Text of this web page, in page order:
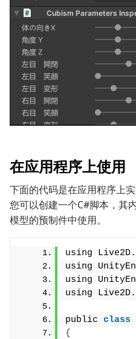
在应用程序上使用
下面的代码是在应用程序上实
您可以创建一个C#脚本，其
模型的预制件中使用。
using Live2D.
using
using
using Live2D.
public class
{